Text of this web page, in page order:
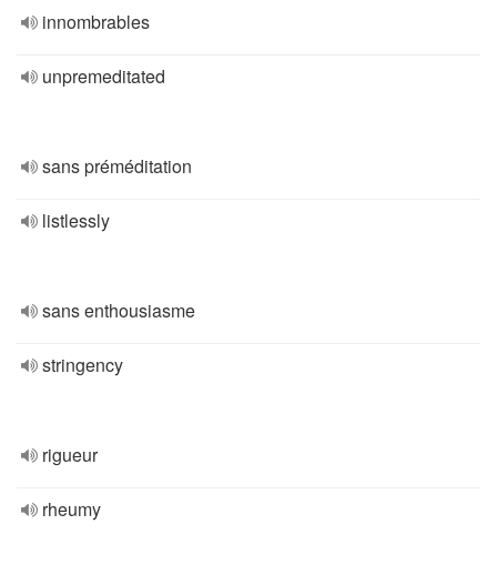
innombrables
unpremeditated
sans préméditation
listlessly
sans enthousiasme
stringency
rigueur
rheumy